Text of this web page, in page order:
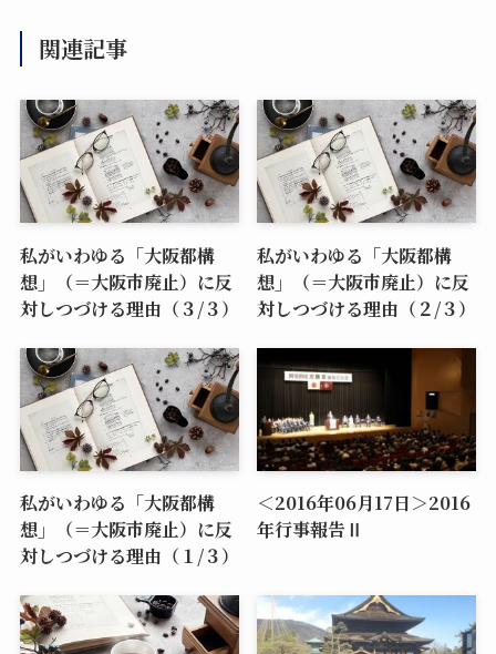
関連記事
私がいわゆる「大阪都構
想」（＝大阪市廃止）に反
対しつづける理由（３/３）
私がいわゆる「大阪都構
想」（＝大阪市廃止）に反
対しつづける理由（２/３）
私がいわゆる「大阪都構
想」（＝大阪市廃止）に反
対しつづける理由（１/３）
＜2016年06月17日＞2016
年行事報告Ⅱ